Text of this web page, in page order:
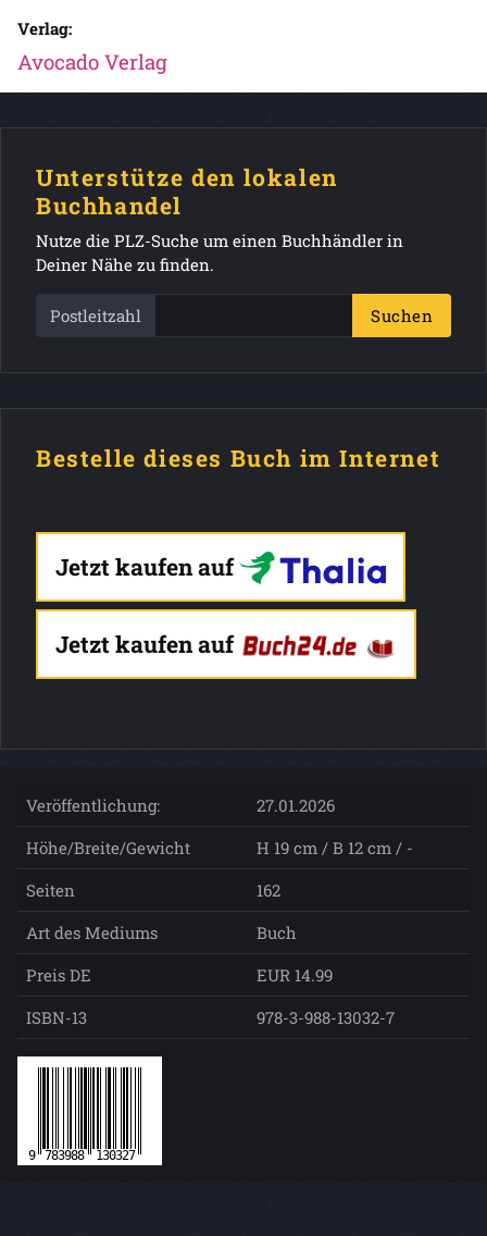
Verlag:
Avocado Verlag
Unterstütze den lokalen
Buchhandel
Nutze die PLZ-Suche um einen Buchhändler in
Deiner Nähe zu finden.
Postleitzahl Suchen
Bestelle dieses Buch im Internet
Jetzt kaufen auf
Jetzt kaufen auf
Veröffentlichung:
27.01.2026
Höhe/Breite/Gewicht
H 19 cm / B 12 cm / -
Seiten
162
Art des Mediums
Buch
Preis DE
EUR 14.99
ISBN-13
978-3-988-13032-7